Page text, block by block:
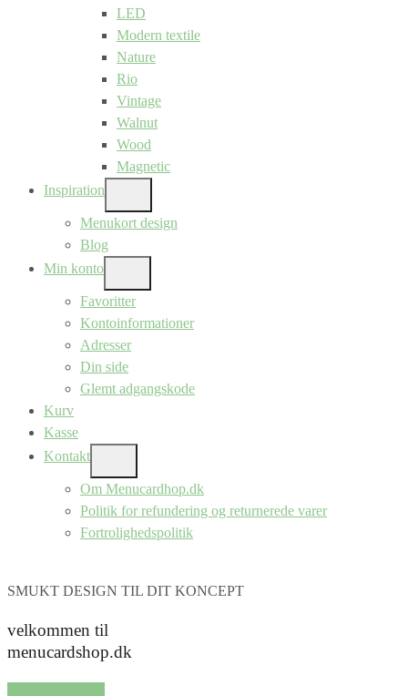
LED
Modern textile
Nature
Rio
Vintage
Walnut
Wood
Magnetic
Inspiration
SUB
MENU
Menukort design
Blog
Min konto
SUB
MENU
Favoritter
Kontoinformationer
Adresser
Din side
Glemt adgangskode
Kurv
Kasse
Kontakt
SUB
MENU
Om Menucardhop.dk
Politik for refundering og returnerede varer
Fortrolighedspolitik
SMUKT DESIGN TIL DIT KONCEPT
velkommen til
menucardshop.dk